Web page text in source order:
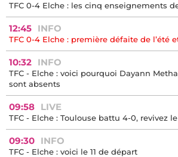
TFC 0-4 Elche : les cinq enseignements
12:45 INFO
TFC 0-4 Elche : première défaite de l’été
10:32 INFO
TFC - Elche : voici pourquoi Dayann
sont absents
09:58 LIVE
TFC - Elche : Toulouse battu 4-0, revivez
09:30 INFO
TFC - Elche : voici le 11 de départ